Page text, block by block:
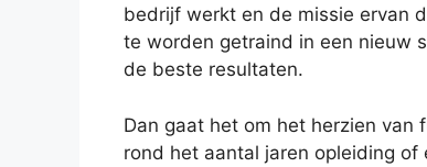
bedrijf werkt en de missie ervan
te worden getraind in een nieuw
de beste resultaten.
Dan gaat het om het herzien van
rond het aantal jaren opleiding